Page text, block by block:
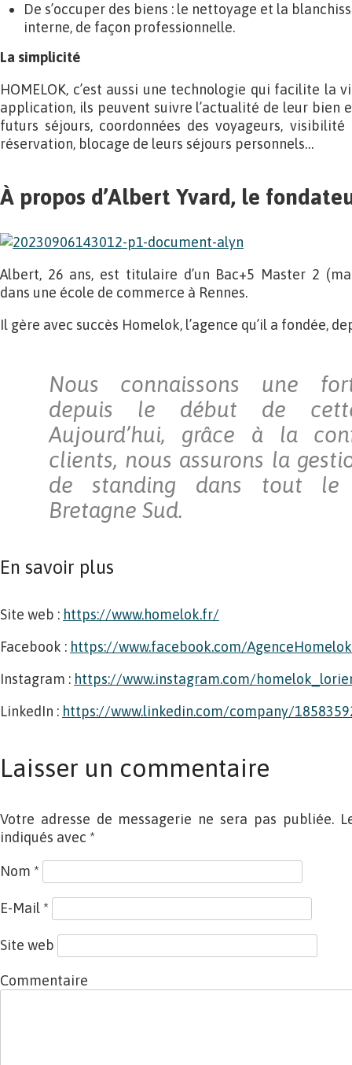
De s’occuper des biens : le nettoyage et la
interne, de façon professionnelle.
La simplicité
HOMELOK, c’est aussi une technologie qui facilite la
application, ils peuvent suivre l’actualité de leur bien
futurs séjours, coordonnées des voyageurs,
réservation, blocage de leurs séjours personnels…
À propos d’Albert Yvard, le
Albert, 26 ans, est titulaire d’un Bac+5 Master 2
dans une école de commerce à Rennes.
Il gère avec succès Homelok, l’agence qu’il a fondée,
Nous connaissons une
depuis le début de
Aujourd’hui, grâce à la
clients, nous assurons la
de standing dans tout le
Bretagne Sud.
En savoir plus
Site web : https://www.homelok.fr/
Facebook : https://www.facebook.com/
Instagram : https://www.instagram.com/
LinkedIn : https://www.linkedin.com/company/
Laisser un commentaire
Votre adresse de messagerie ne sera pas publiée.
indiqués avec *
Nom *
E-Mail *
Site web
Commentaire